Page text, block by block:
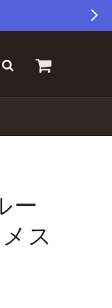
ー
ス